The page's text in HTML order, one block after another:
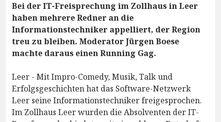
Bei der IT-Freisprechung im Zollhaus in Leer
haben mehrere Redner an die
Informationstechniker appelliert, der Region
treu zu bleiben. Moderator Jürgen Boese
machte daraus einen Running Gag.
Leer - Mit Impro-Comedy, Musik, Talk und
Erfolgsgeschichten hat das Software-Netzwerk
Leer seine Informationstechniker freigesprochen.
Im Zollhaus Leer wurden die Absolventen der IT-